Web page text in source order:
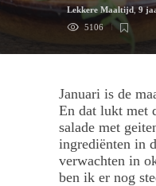
Lekkere Maaltijd,9
5106
Januari is de
En dat lukt met
salade met
ingrediënten in
verwachten in
ben ik er nog